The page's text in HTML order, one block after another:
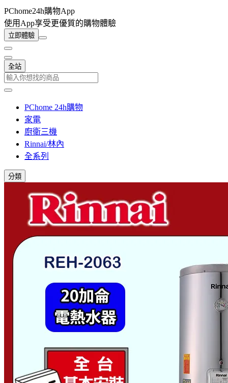
PChome24h購物App
使用App享受更優質的購物體驗
立即體驗
全站
PChome 24h購物
家電
廚衛三機
Rinnai/林內
全系列
分類